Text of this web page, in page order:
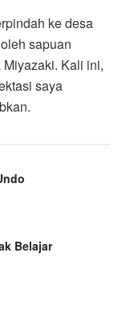
ke desa
sapuan
Miyazaki. Kali ini,
saya
Belajar